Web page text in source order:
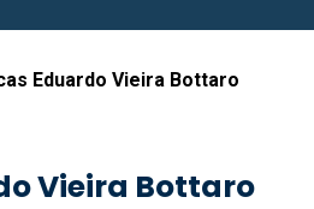
Eduardo Vieira Bottaro
Vieira Bottaro